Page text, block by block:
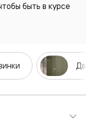
быть в курсе